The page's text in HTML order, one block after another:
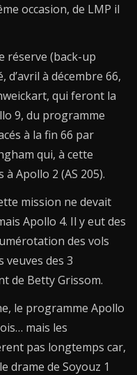
occasion, de LMP il
réserve (back-up
d’avril à décembre 66,
qui feront la
9, du programme
à la fin 66 par
qui, à cette
Apollo 2 (AS 205).
mission ne devait
Apollo 4. Il y eut des
des vols
veuves des 3
de Betty Grissom.
le programme Apollo
mais les
pas longtemps car,
drame de Soyouz 1